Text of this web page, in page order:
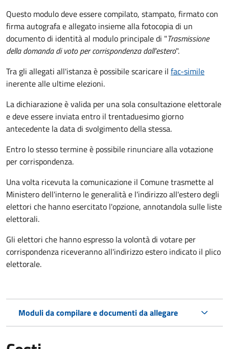
Questo modulo deve essere compilato, stampato, firmato con
firma autografa e allegato insieme alla fotocopia di un
documento di identità al modulo principale di "Trasmissione
della domanda di voto per corrispondenza dall'estero".
Tra gli allegati all'istanza è possibile scaricare il fac-simile
inerente alle ultime elezioni.
La dichiarazione è valida per una sola consultazione elettorale
e deve essere inviata entro il trentaduesimo giorno
antecedente la data di svolgimento della stessa.
Entro lo stesso termine è possibile rinunciare alla votazione
per corrispondenza.
Una volta ricevuta la comunicazione il Comune trasmette al
Ministero dell'interno le generalità e l'indirizzo all'estero degli
elettori che hanno esercitato l'opzione, annotandola sulle liste
elettorali.
Gli elettori che hanno espresso la volontà di votare per
corrispondenza riceveranno all'indirizzo estero indicato il plico
elettorale.
Moduli da compilare e documenti da allegare